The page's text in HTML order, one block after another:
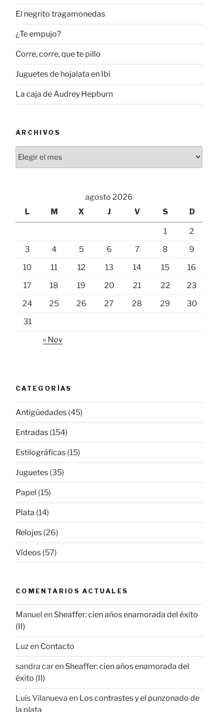
El negrito tragamonedas
¿Te empujo?
Corre, corre, que te pillo
Juguetes de hojalata en Ibi
La caja de Audrey Hepburn
ARCHIVOS
agosto 2026
L
M X J V S D
1
2
3
4 5 6 7 8
9
10
11 12 13 14 15
16
17
18 19 20 21 22
23
24
25 26 27 28 29
30
31
« Nov
CATEGORÍAS
Antigüedades (45)
Entradas (154)
Estilográficas (15)
Juguetes (35)
Papel (15)
Plata (14)
Relojes (26)
Vídeos (57)
COMENTARIOS ACTUALES
Manuel en Sheaffer: cien años enamorada del éxito
(II)
Luzen Contacto
sandra caren Sheaffer: cien años enamorada del
éxito (II)
Luis Vilanueva en Los contrastes y el punzonado de
la plata